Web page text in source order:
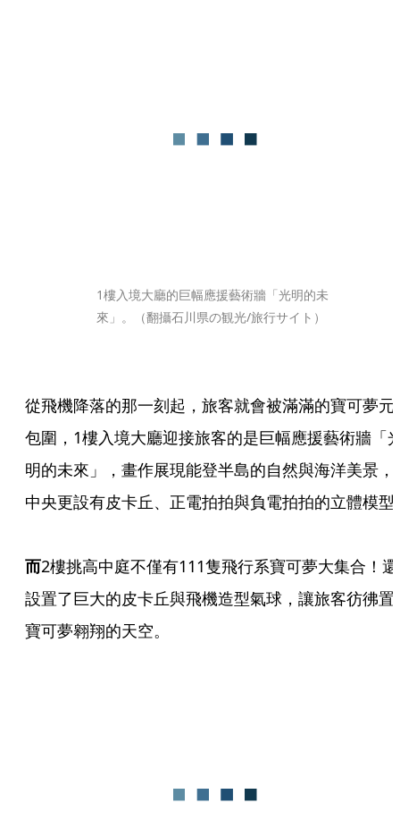
1樓入境大廳的巨幅應援藝術牆「光明的未
來」。（翻攝石川県の観光/旅行サイト）
從飛機降落的那一刻起，旅客就會被滿滿的寶可夢元
包圍，1樓入境大廳迎接旅客的是巨幅應援藝術牆「
明的未來」，畫作展現能登半島的自然與海洋美景，
中央更設有皮卡丘、正電拍拍與負電拍拍的立體模型
而2樓挑高中庭不僅有111隻飛行系寶可夢大集合！還
設置了巨大的皮卡丘與飛機造型氣球，讓旅客彷彿置
寶可夢翱翔的天空。